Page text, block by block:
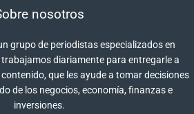
nosotros
grupo de periodistas especializados en
diariamente para entregarle a
que les ayude a tomar decisiones
de los negocios, economía, finanzas e
inversiones.